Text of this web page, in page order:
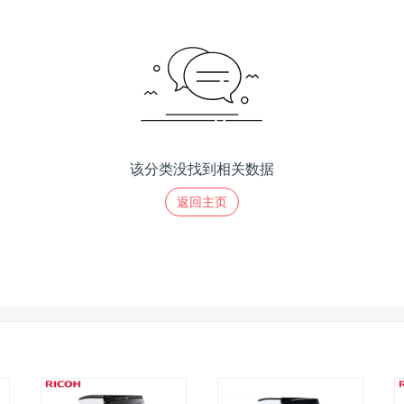
该分类没找到相关数据
返回主页